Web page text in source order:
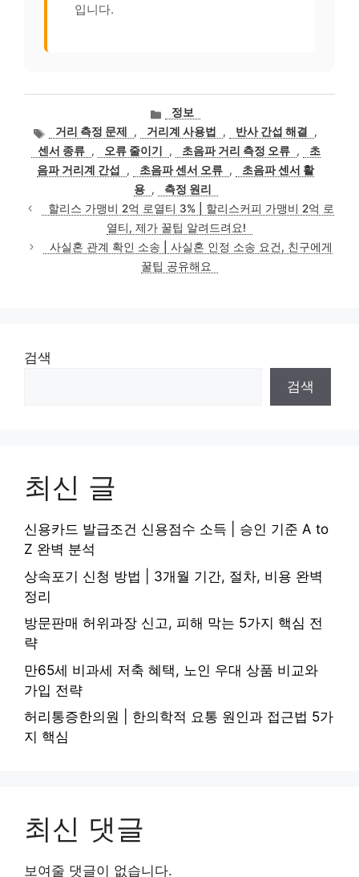
입니다.
카
테
고
리
정보
태
그
거리 측정 문제 , 거리계 사용법 , 반사 간섭 해결
,
센서 종류 , 오류 줄이기 , 초음파 거리 측정 오류 ,
초
음파 거리계 간섭
, 초음파 센서 오류 ,
초음파 센서 활
용 ,
측정 원리
할리스 가맹비 2억 로열티 3% | 할리스커피 가맹비 2억 로
열티, 제가 꿀팁 알려드려요!
사실혼 관계 확인 소송 | 사실혼 인정 소송 요건, 친구에게
꿀팁 공유해요
검색
검색
최신 글
신용카드 발급조건 신용점수 소득 | 승인 기준 A to
Z 완벽 분석
상속포기 신청 방법 | 3개월 기간, 절차, 비용 완벽
정리
방문판매 허위과장 신고, 피해 막는 5가지 핵심 전
략
만65세 비과세 저축 혜택, 노인 우대 상품 비교와
가입 전략
허리통증한의원 | 한의학적 요통 원인과 접근법 5가
지 핵심
최신 댓글
보여줄 댓글이 없습니다.